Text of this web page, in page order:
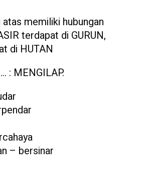
memiliki hubungan
terdapat di GURUN,
di HUTAN
: MENGILAP.
– bersinar